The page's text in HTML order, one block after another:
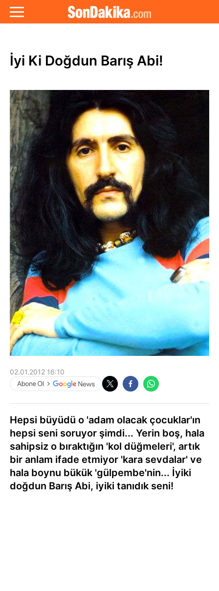
İyi Ki Doğdun Barış Abi!
02.01.2012 16:10
Hepsi büyüdü o 'adam olacak çocuklar'ın
hepsi seni soruyor şimdi... Yerin boş, hala
sahipsiz o bıraktığın 'kol düğmeleri', artık
bir anlam ifade etmiyor 'kara sevdalar' ve
hala boynu bükük 'gülpembe'nin... İyiki
doğdun Barış Abi, iyiki tanıdık seni!